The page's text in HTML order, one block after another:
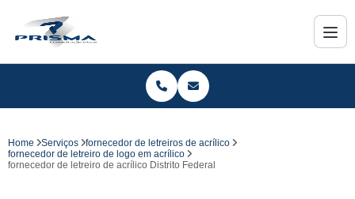
Home Serviços
fornecedor de letreiros de acrílico
fornecedor de letreiro de logo em acrílico
fornecedor de letreiro de acrílico Distrito Federal